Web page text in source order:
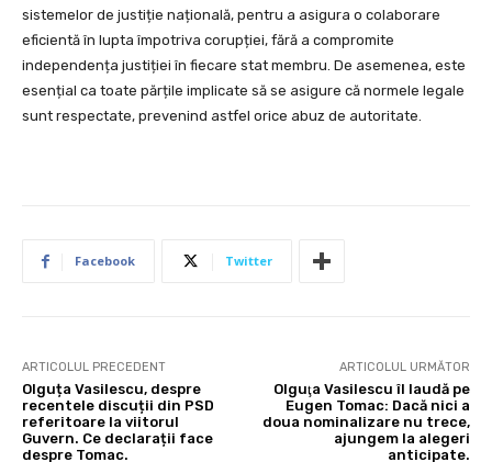
sistemelor de justiție națională, pentru a asigura o colaborare
eficientă în lupta împotriva corupției, fără a compromite
independența justiției în fiecare stat membru. De asemenea, este
esențial ca toate părțile implicate să se asigure că normele legale
sunt respectate, prevenind astfel orice abuz de autoritate.
Facebook Twitter
ARTICOLUL PRECEDENT
Olguța Vasilescu, despre
recentele discuții din PSD
referitoare la viitorul
Guvern. Ce declarații face
despre Tomac.
ARTICOLUL URMĂTOR
Olguţa Vasilescu îl laudă pe
Eugen Tomac: Dacă nici a
doua nominalizare nu trece,
ajungem la alegeri
anticipate.